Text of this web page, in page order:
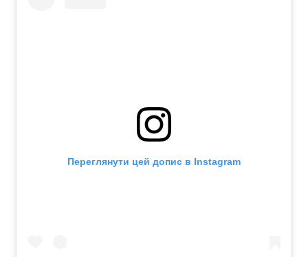
Переглянути цей допис в Instagram